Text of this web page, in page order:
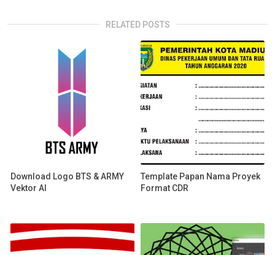
RELATED POSTS
Download Logo BTS & ARMY
Vektor AI
Template Papan Nama Proyek
Format CDR